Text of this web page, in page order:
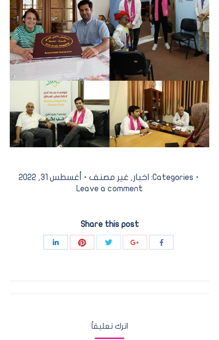
Categories: اخبار , غير مصنف
أغسطس 31, 2022
Leave a comment
Share this post
Share
Share
Share
Share
Share
navigation
اترك تعليقاً